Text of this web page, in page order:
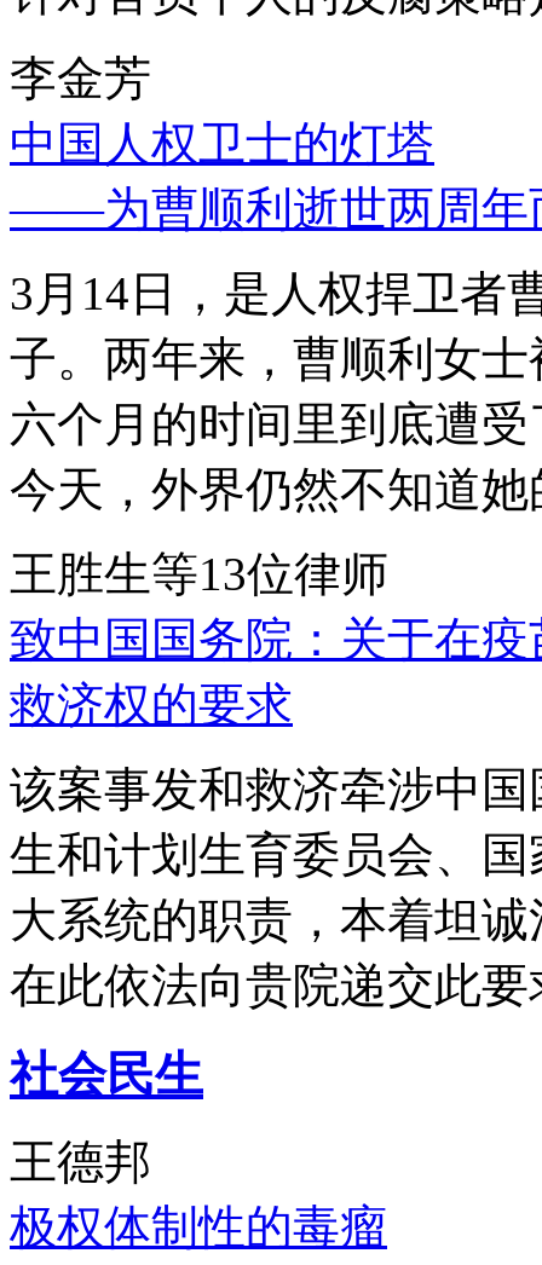
李金芳
中国人权卫士的灯塔
——为曹顺利逝世两周年
3月14日，是人权捍卫者
子。两年来，曹顺利女
六个月的时间里到底遭
今天，外界仍然不知道
王胜生等13位律师
致中国国务院：关于在
救济权的要求
该案事发和救济牵涉中
生和计划生育委员会、
大系统的职责，本着坦
在此依法向贵院递交此要
社会民生
王德邦
极权体制性的毒瘤